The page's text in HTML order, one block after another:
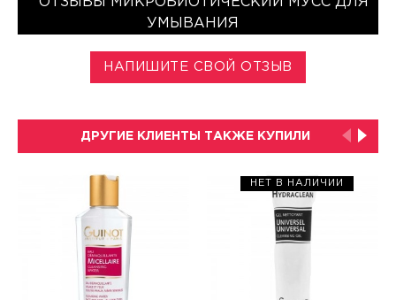
УМЫВАНИЯ
НАПИШИТЕ СВОЙ ОТЗЫВ
ДРУГИЕ КЛИЕНТЫ ТАКЖЕ КУПИЛИ
НЕТ В НАЛИЧИИ